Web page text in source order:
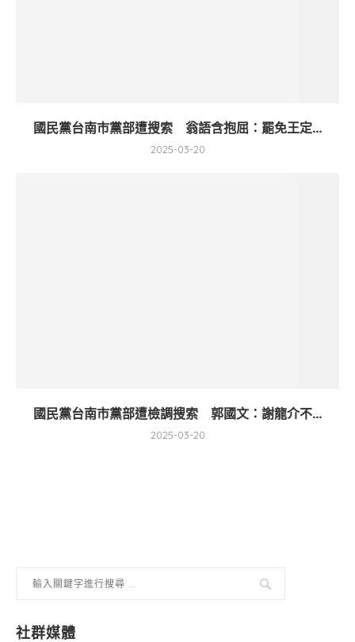
國民黨台南市黨部遭搜索 翁語含抱屈：罷免王定...
2025-03-20
國民黨台南市黨部遭檢調搜索 郭國文：謝龍介不...
2025-03-20
社群媒體